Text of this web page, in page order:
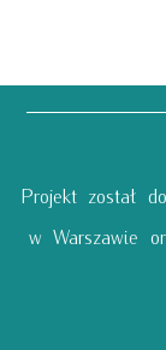
Projekt został
w Warszawie